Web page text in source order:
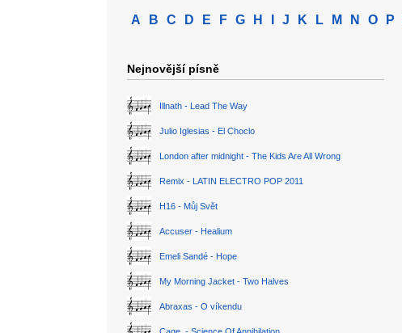
A B C D E F G H J K L M N O P
Nejnovější písně
Illnath - Lead The Way
Julio Iglesias - El Choclo
London after midnight - The Kids Are All Wrong
Remix - LATIN ELECTRO POP 2011
H16 - Můj Svět
Accuser - Healium
Emeli Sandé - Hope
My Morning Jacket - Two Halves
Abraxas - O víkendu